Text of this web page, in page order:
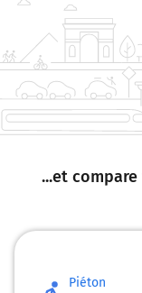
...et
Piéton